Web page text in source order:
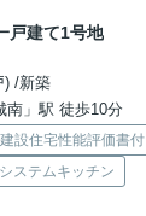
戸建て1号地
) /新築
南」駅 徒歩10分
建設住宅性能評価書付
システムキッチン